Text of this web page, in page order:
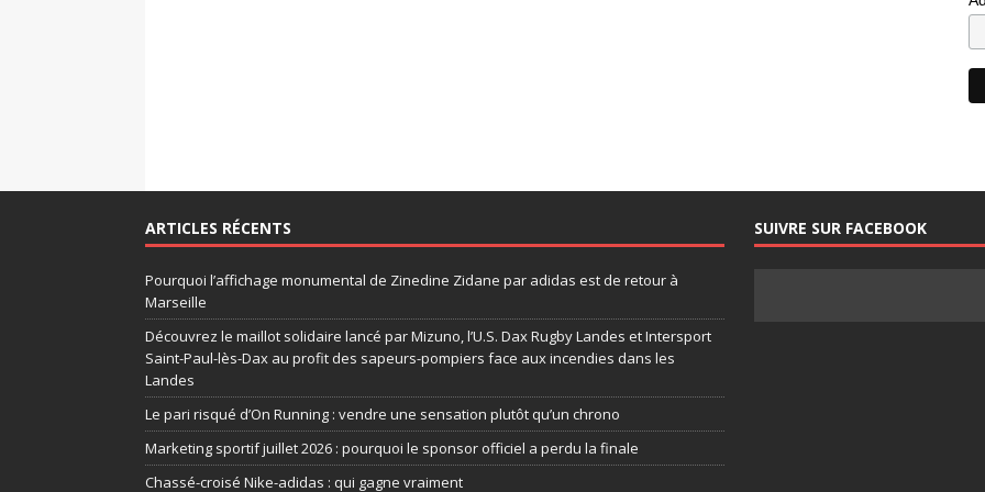
ARTICLES RÉCENTS
Pourquoi l’affichage monumental de Zinedine Zidane par adidas est de retour à
Marseille
Découvrez le maillot solidaire lancé par Mizuno, l’U.S. Dax Rugby Landes et Intersport
Saint-Paul-lès-Dax au profit des sapeurs-pompiers face aux incendies dans les
Landes
Le pari risqué d’On Running : vendre une sensation plutôt qu’un chrono
Marketing sportif juillet 2026 : pourquoi le sponsor officiel a perdu la finale
Chassé-croisé Nike-adidas : qui gagne vraiment
SUIVRE SUR FACEBOOK